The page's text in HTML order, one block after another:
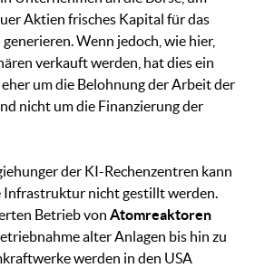
Aktien frisches Kapital für das
Wenn jedoch, wie hier,
verkauft werden, hat dies ein
eher um die Belohnung der Arbeit der
nicht um die Finanzierung der
der KI-Rechenzentren kann
Infrastruktur nicht gestillt werden.
Betrieb von Atomreaktoren
alter Anlagen bis hin zu
werden in den USA